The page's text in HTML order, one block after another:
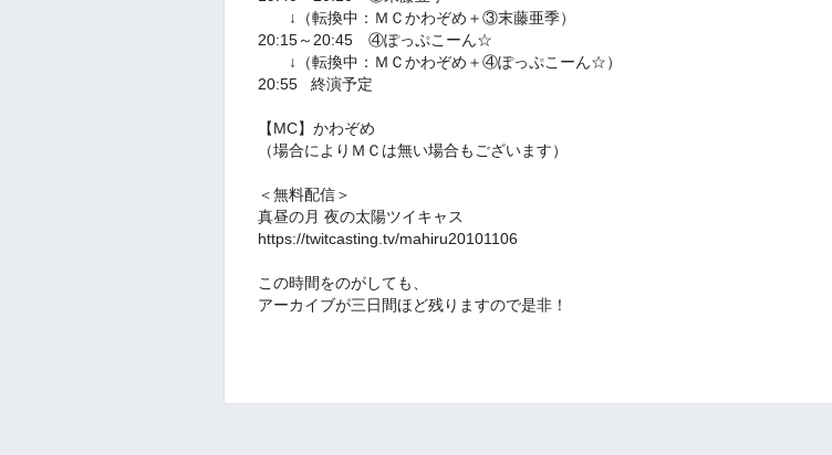
↓（転換中：ＭＣかわぞめ＋③末藤亜季）
20:15～20:45 ④ぽっぷこーん☆
↓（転換中：ＭＣかわぞめ＋④ぽっぷこーん☆）
20:55 終演予定
【MC】かわぞめ
（場合によりＭＣは無い場合もございます）
＜無料配信＞
真昼の月 夜の太陽ツイキャス
https://twitcasting.tv/mahiru20101106
この時間をのがしても、
アーカイブが三日間ほど残りますので是非！